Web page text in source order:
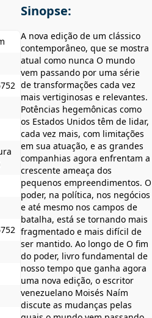
Sinopse:
A nova edição de um clássico
contemporâneo, que se mostra
atual como nunca O mundo
vem passando por uma série
de transformações cada vez
mais vertiginosas e relevantes.
Potências hegemônicas como
os Estados Unidos têm de lidar,
cada vez mais, com limitações
em sua atuação, e as grandes
companhias agora enfrentam a
crescente ameaça dos
pequenos empreendimentos. O
poder, na política, nos negócios
e até mesmo nos campos de
batalha, está se tornando mais
fragmentado e mais difícil de
ser mantido. Ao longo de O fim
do poder, livro fundamental de
nosso tempo que ganha agora
uma nova edição, o escritor
venezuelano Moisés Naím
discute as mudanças pelas